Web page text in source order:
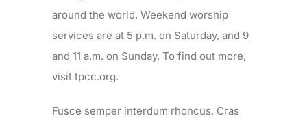
around the world. Weekend worship
services are at 5 p.m. on Saturday, and 9
and 11 a.m. on Sunday. To find out more,
visit tpcc.org.
Fusce semper interdum rhoncus. Cras